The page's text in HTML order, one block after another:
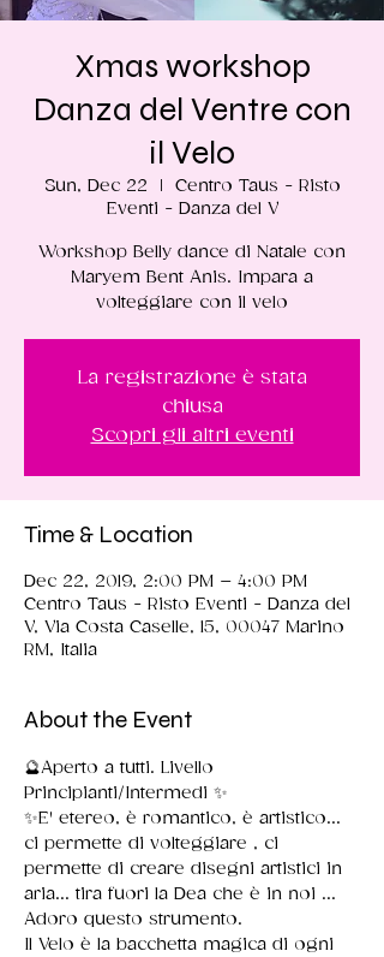
Xmas workshop
Danza del Ventre con
il Velo
Sun, Dec 22
  |
Centro Taus - Risto
Eventi - Danza del V
Workshop Belly dance di Natale con
Maryem Bent Anis. Impara a
volteggiare con il velo
La registrazione è stata
chiusa
Scopri gli altri eventi
Time & Location
Dec 22, 2019, 2:00 PM – 4:00 PM
Centro Taus - Risto Eventi - Danza del
V, Via Costa Caselle, 15, 00047 Marino
RM, Italia
About the Event
🔮Aperto a tutti. Livello
Principianti/Intermedi ✨
✨E' etereo, è romantico, è artistico...
ci permette di volteggiare , ci
permette di creare disegni artistici in
aria... tira fuori la Dea che è in noi ...
Adoro questo strumento.
Il Velo è la bacchetta magica di ogni